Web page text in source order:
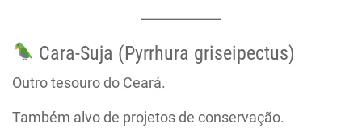
Cara-Suja (Pyrrhura griseipectus)
Outro tesouro do Ceará.
Também alvo de projetos de conservação.